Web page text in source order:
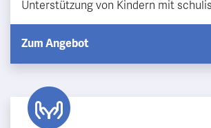
Unterstützung von Kindern mit
Schwierigkeiten mit langfristiger
sind S…
Zum Angebot